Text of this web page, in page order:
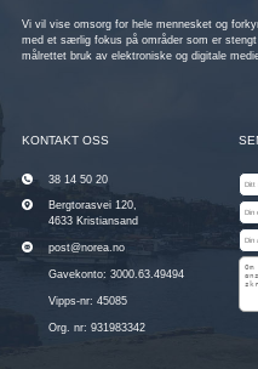
Vi vil vise omsorg for hele mennesket og
med et særlig fokus på områder som er
målrettet bruk av elektroniske og digitale
KONTAKT OSS
38 14 50 20
Bergtorasvei 120,
4633 Kristiansand
post@norea.no
Gavekonto: 3000.63.49494
Vipps-nr: 45085
Org. nr: 931983342